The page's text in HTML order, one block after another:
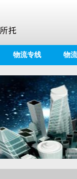
物流专线 物